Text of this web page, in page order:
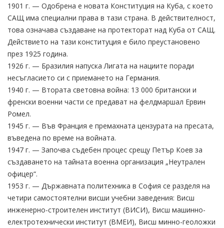
1901 г. — Одобрена е новата Конституция на Куба, с което
САЩ има специални права в тази страна. В действителност,
това означава създаване на протекторат над Куба от САЩ.
Действието на тази конституция е било преустановено
през 1925 година.
1926 г. — Бразилия напуска Лигата на нациите поради
несъгласието си с приемането на Германия.
1940 г. — Втората световна война: 13 000 британски и
френски военни части се предават на фелдмаршал Ервин
Ромел.
1945 г. — Във Франция е премахната цензурата на пресата,
въведена по време на войната.
1947 г. — Започва съдебен процес срещу Петър Коев за
създаването на тайната военна организация „Неутрален
офицер“.
1953 г. — Държавната политехника в София се разделя на
четири самостоятелни висши учебни заведения: Висш
инженерно-строителен институт (BИСИ), Висш машинно-
електротехнически институт (ВМЕИ), Висш минно-геоложки